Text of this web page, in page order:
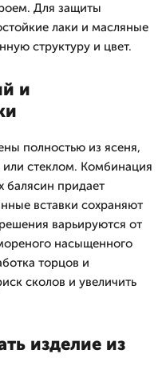
Для защиты
лаки и масляные
структуру и цвет.
и
полностью из ясеня,
стеклом. Комбинация
балясин придает
вставки сохраняют
варьируются от
насыщенного
торцов и
сколов и увеличить
изделие из